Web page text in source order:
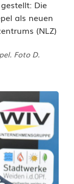
Foto D.